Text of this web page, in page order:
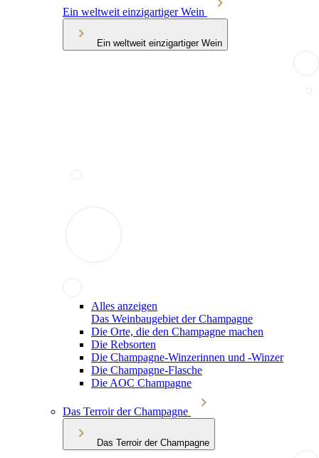
Ein weltweit einzigartiger Wein
Ein weltweit einzigartiger Wein
Alles anzeigen
Das Weinbaugebiet der Champagne
Die Orte, die den Champagne machen
Die Rebsorten
Die Champagne-Winzerinnen und -Winzer
Die Champagne-Flasche
Die AOC Champagne
Das Terroir der Champagne
Das Terroir der Champagne